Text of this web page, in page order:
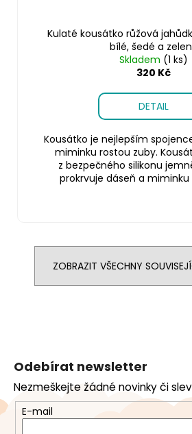
Kulaté kousátko růžová
bílé, šedé a
Skladem (1 ks)
320 Kč
DETAIL
Kousátko je nejlepším
miminku rostou zuby.
z bezpečného silikonu
prokrvuje dáseň a miminku
ZOBRAZIT VŠECHNY
a
t
Odebírat newsletter
Nezmeškejte žádné novinky či
E-mail